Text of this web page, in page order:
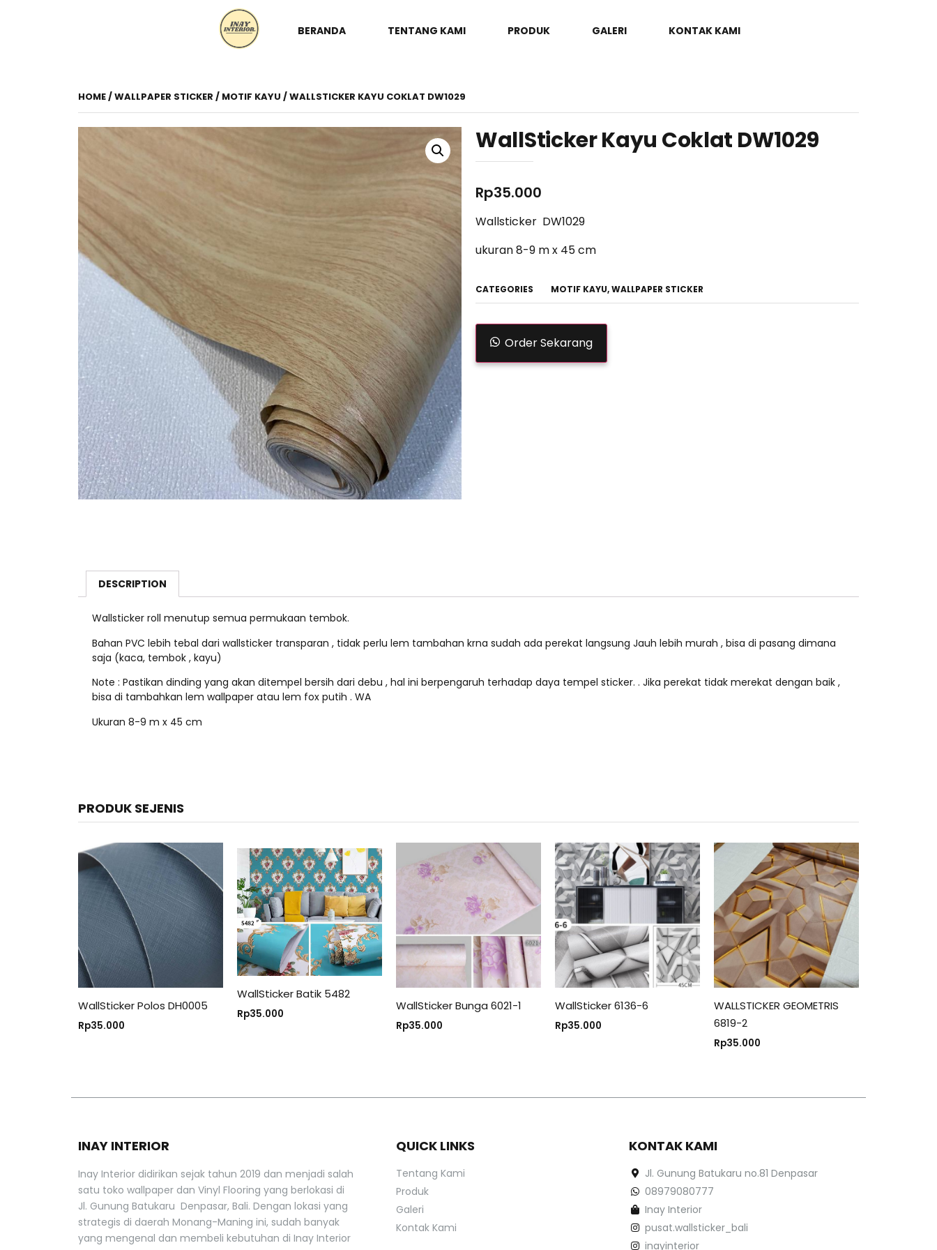
BERANDA TENTANG KAMI PRODUK GALERI KONTAK KAMI
HOME/WALLPAPER STICKER / MOTIF KAYU / WALLSTICKER KAYU COKLAT DW1029
WallSticker Kayu Coklat DW1029
Rp35.000
Wallsticker DW1029
ukuran 8-9 m x 45 cm
CATEGORIES MOTIF KAYU,WALLPAPER STICKER
Order Sekarang
DESCRIPTION
Wallsticker roll menutup semua permukaan tembok.
Bahan PVC lebih tebal dari wallsticker transparan , tidak perlu lem tambahan krna sudah ada perekat langsung Jauh lebih murah , bisa di pasang dimana
saja (kaca, tembok , kayu)
Note : Pastikan dinding yang akan ditempel bersih dari debu , hal ini berpengaruh terhadap daya tempel sticker. . Jika perekat tidak merekat dengan baik ,
bisa di tambahkan lem wallpaper atau lem fox putih . WA
Ukuran 8-9 m x 45 cm
PRODUK SEJENIS
WallSticker Polos DH0005
Rp35.000
WallSticker Batik 5482
Rp35.000
WallSticker Bunga 6021-1
Rp35.000
WallSticker 6136-6
Rp35.000
WALLSTICKER GEOMETRIS
6819-2
Rp35.000
INAY INTERIOR
Inay Interior didirikan sejak tahun 2019 dan menjadi salah
satu toko wallpaper dan Vinyl Flooring yang berlokasi di
Jl. Gunung Batukaru Denpasar, Bali. Dengan lokasi yang
strategis di daerah Monang-Maning ini, sudah banyak
yang mengenal dan membeli kebutuhan di Inay Interior
QUICK LINKS
Tentang Kami
Produk
Galeri
Kontak Kami
KONTAK KAMI
Jl. Gunung Batukaru no.81 Denpasar
08979080777
Inay Interior
pusat.wallsticker_bali
inayinterior_